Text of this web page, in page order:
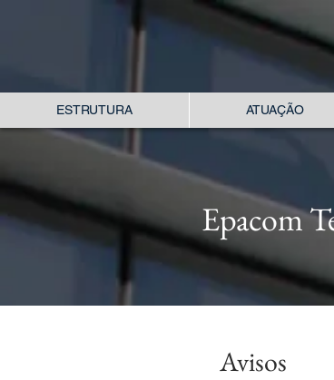
ESTRUTURA ATUAÇÃO
Epacom
Avisos